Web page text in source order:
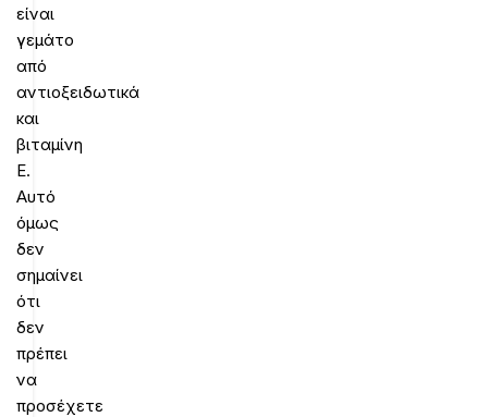
είναι
γεμάτο
από
αντιοξειδωτικά
και
βιταμίνη
Ε.
Αυτό
όμως
δεν
σημαίνει
ότι
δεν
πρέπει
να
προσέχετε